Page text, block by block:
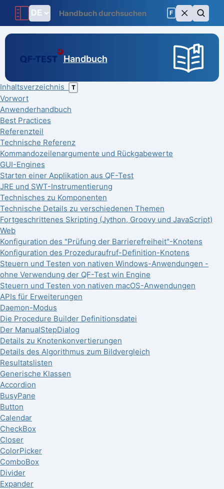
F
Handbuch
Inhaltsverzeichnis T
Vorwort
Anwenderhandbuch
Best Practices
Referenzteil
Technische Referenz
Kommandozeilenargumente und Rückgabewerte
GUI-Engines
Starten einer Applikation aus QF-Test
JRE und SWT-Instrumentierung
Technisches zu Komponenten
Technische Details zu verschiedenen Themen
Fortgeschrittenes Skripting (Jython, Groovy und JavaScript)
Web
Konfiguration des "Prüfung der Barrierefreiheit"-Knotens
Konfiguration des Prozeduraufruf-Definition-Knotens
Steuern und Testen von nativen Windows-Anwendungen -
ohne Verwendung der QF-Test win Engine
Steuern und Testen von nativen macOS-Anwendungen
APIs für Erweiterungen
Daemon-Modus
Die Procedure Builder Definitionsdatei
Der ManualStepDialog
Details zu Knotenkonvertierungen
Details des Algorithmus zum Bildvergleich
Resultatslisten
Generische Klassen
Accordion
BusyPane
Button
Calendar
CheckBox
Closer
ColorPicker
ComboBox
Divider
Expander